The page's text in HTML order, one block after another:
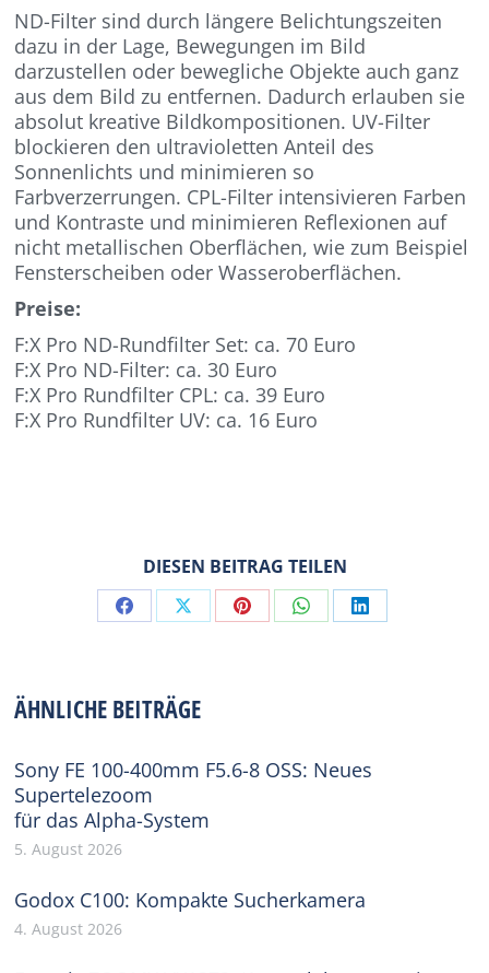
ND-Filter sind durch längere Belichtungszeiten
dazu in der Lage, Bewegungen im Bild
darzustellen oder bewegliche Objekte auch ganz
aus dem Bild zu entfernen. Dadurch erlauben sie
absolut kreative Bildkompositionen. UV-Filter
blockieren den ultravioletten Anteil des
Sonnenlichts und minimieren so
Farbverzerrungen. CPL-Filter intensivieren Farben
und Kontraste und minimieren Reflexionen auf
nicht metallischen Oberflächen, wie zum Beispiel
Fensterscheiben oder Wasseroberflächen.
Preise:
F:X Pro ND-Rundfilter Set: ca. 70 Euro
F:X Pro ND-Filter: ca. 30 Euro
F:X Pro Rundfilter CPL: ca. 39 Euro
F:X Pro Rundfilter UV: ca. 16 Euro
DIESEN BEITRAG TEILEN
Share Share Share Share Share
ÄHNLICHE BEITRÄGE
Sony FE 100-400mm F5.6-8 OSS: Neues
Supertelezoom
für das Alpha-System
5. August 2026
Godox C100: Kompakte Sucherkamera
4. August 2026